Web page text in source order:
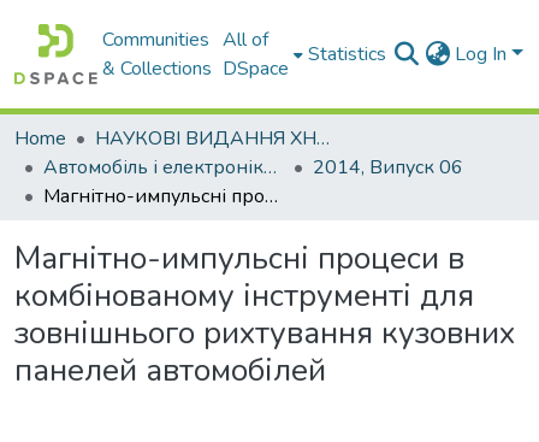
Communities
& Collections
All of
DSpace
Statistics Log In
Home
НАУКОВІ ВИДАННЯ ХНАДУ
Автомобіль і електроніка. Сучасні технології
2014, Випуск 06
Магнітно-импульсні процеси в комбінованому інструменті для зовнішнього рихтування кузовних панелей автомобілей
Магнітно-импульсні процеси в
комбінованому інструменті для
зовнішнього рихтування кузовних
панелей автомобілей